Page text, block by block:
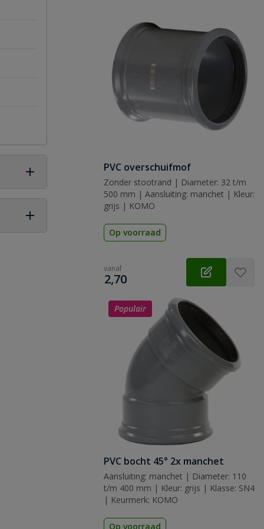
PVC overschuifmof
Zonder stootrand | Diameter: 32 t/m
500 mm | Aansluiting: manchet | Kleur:
grijs | KOMO
Op voorraad
vanaf
€
2,70
Populair
PVC bocht 45° 2x manchet
Aansluiting: manchet | Diameter: 110
t/m 400 mm | Kleur: grijs | Klasse: SN4
| Keurmerk: KOMO
Op voorraad